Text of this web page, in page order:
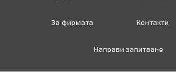
За фирмата Контакти
Направи запитване